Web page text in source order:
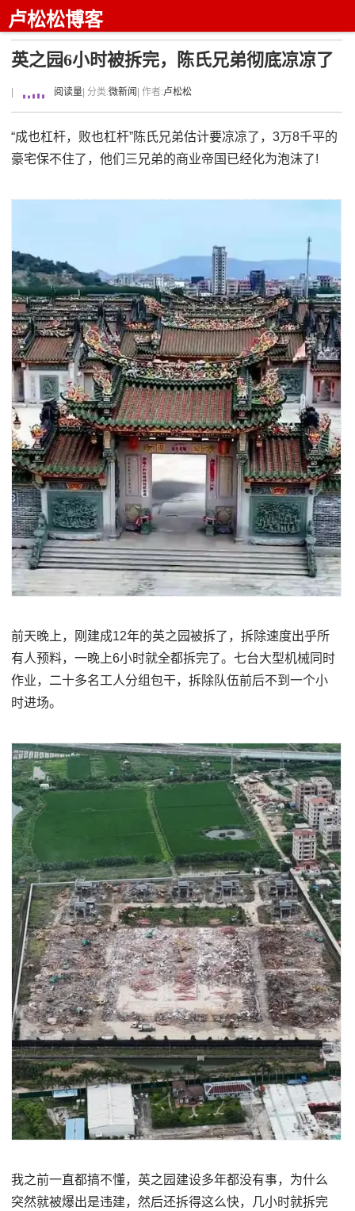
卢松松博客
英之园6小时被拆完，陈氏兄弟彻底凉凉了
阅读量 | 分类:微新闻 | 作者:卢松松
“成也杠杆，败也杠杆”陈氏兄弟估计要凉凉了，3万8千平的
豪宅保不住了，他们三兄弟的商业帝国已经化为泡沫了!
前天晚上，刚建成12年的英之园被拆了，拆除速度出乎所
有人预料，一晚上6小时就全都拆完了。七台大型机械同时
作业，二十多名工人分组包干，拆除队伍前后不到一个小
时进场。
我之前一直都搞不懂，英之园建设多年都没有事，为什么
突然就被爆出是违建，然后还拆得这么快，几小时就拆完